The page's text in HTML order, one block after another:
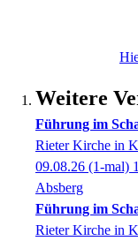
Weitere
Führung im
Rieter Kirche in
09.08.26 (1-mal)
Absberg
Führung im
Rieter Kirche in